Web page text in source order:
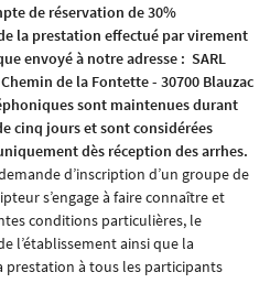
de réservation de 30%
la prestation effectué par virement
envoyé à notre adresse : SARL
Chemin de la Fontette - 30700 Blauzac
sont maintenues durant
cinq jours et sont considérées
dès réception des arrhes.
d’inscription d’un groupe de
s’engage à faire connaître et
conditions particulières, le
l’établissement ainsi que la
à tous les participants